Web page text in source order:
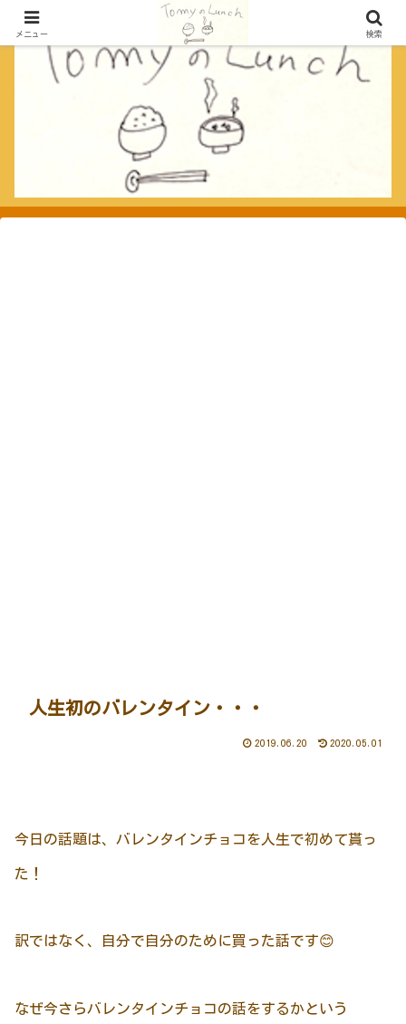
人生初のバレンタイン・・・
2019.06.20 2020.05.01
今日の話題は、バレンタインチョコを人生で初めて貰っ
た！
訳ではなく、自分で自分のために買った話です😊
なぜ今さらバレンタインチョコの話をするかという
メニュー 検索